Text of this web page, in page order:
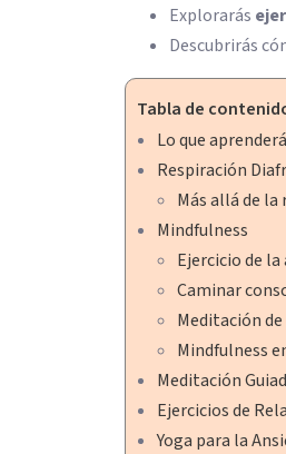
Explorarás
Descubrirás
Tabla de
Lo que
Respiración
Más allá de
Mindfulness
Ejercicio de
Caminar
Meditación
Mindfulness
Meditación
Ejercicios de
Yoga para la